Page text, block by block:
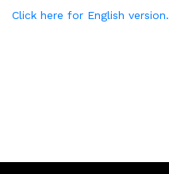
Click here for English version.